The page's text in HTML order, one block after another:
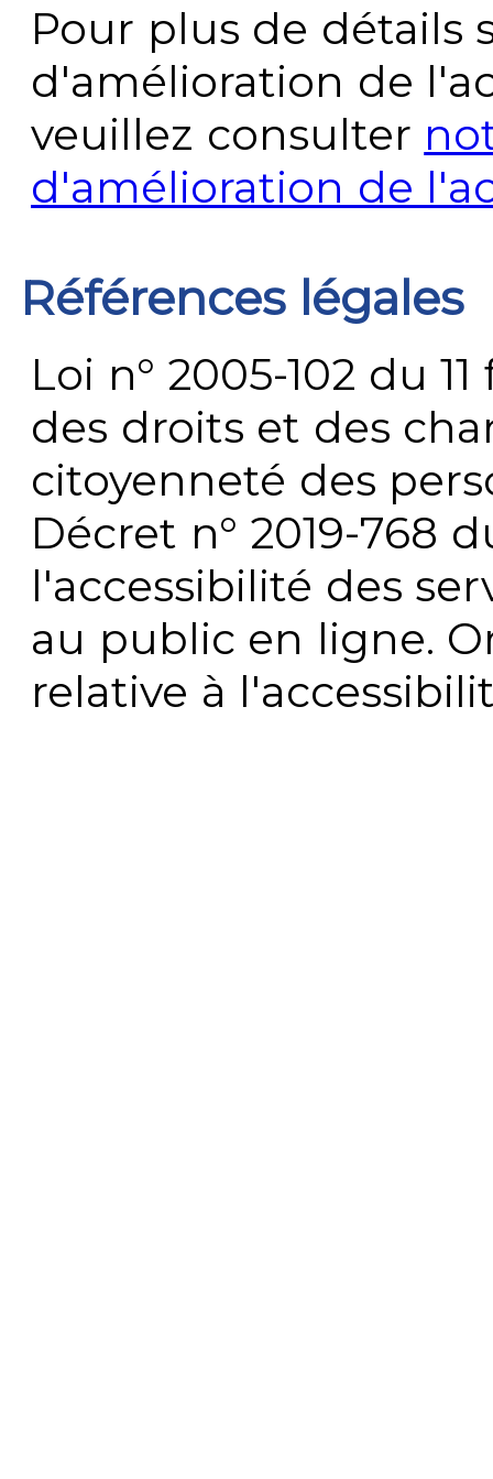
Pour plus de détails
d'amélioration de
veuillez consulter
d'amélioration de
Références légales
Loi n° 2005-102 du
des droits et des
citoyenneté des
Décret n° 2019-768
l'accessibilité des
au public en ligne.
relative à